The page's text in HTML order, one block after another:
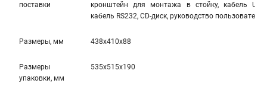
поставки
кронштейн для монтажа в стойку, кабель USB,
кабель RS232, CD-диск, руководство пользователя
Размеры, мм 438x410x88
Размеры
упаковки, мм
535x515x190